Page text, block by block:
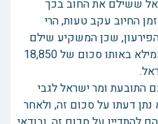
ששילם את החוב בכך
החיוב עקב טעות, הרי
שכן המשקיע שילם
את כל התשלומים לפי דעתו, וממילא באותו סכום של 18,850
ומר ישראל לגבי
נתן דעתו על סכום זה, ולאחר